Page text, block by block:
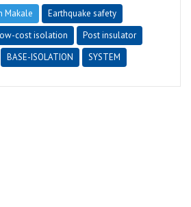
Makale
Earthquake safety
cost isolation
Post insulator
BASE-ISOLATION SYSTEM